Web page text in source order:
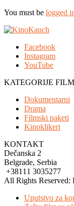
You must be logged
Facebook
Instagram
YouTube
KATEGORIJE
Dokumentarni
Drama
Filmski paketi
Kinoklikeri
KONTAKT
Dečanska 2
Belgrade, Serbia
+38111 3035277
All Rights Reserved:
Uputstvo za